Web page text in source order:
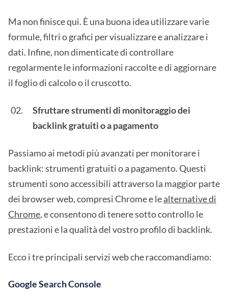
Ma non finisce qui. È una buona idea utilizzare varie
formule, filtri o grafici per visualizzare e analizzare i
dati. Infine, non dimenticate di controllare
regolarmente le informazioni raccolte e di aggiornare
il foglio di calcolo o il cruscotto.
Sfruttare strumenti di monitoraggio dei
backlink gratuiti o a pagamento
Passiamo ai metodi più avanzati per monitorare i
backlink: strumenti gratuiti o a pagamento. Questi
strumenti sono accessibili attraverso la maggior parte
dei browser web, compresi Chrome e lealternative di
Chrome, e consentono di tenere sotto controllo le
prestazioni e la qualità del vostro profilo di backlink.
Ecco i tre principali servizi web che raccomandiamo:
Google Search Console